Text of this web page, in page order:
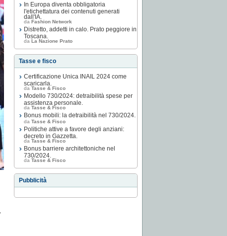
In Europa diventa obbligatoria
l'etichettatura dei contenuti generati
dall'IA.
da Fashion Network
Distretto, addetti in calo. Prato peggiore in
Toscana.
da La Nazione Prato
Tasse e fisco
Certificazione Unica INAIL 2024 come
scaricarla.
da Tasse & Fisco
Modello 730/2024: detraibilità spese per
assistenza personale.
da Tasse & Fisco
Bonus mobili: la detraibilità nel 730/2024.
da Tasse & Fisco
Politiche attive a favore degli anziani:
decreto in Gazzetta.
da Tasse & Fisco
Bonus barriere architettoniche nel
730/2024.
da Tasse & Fisco
Pubblicità